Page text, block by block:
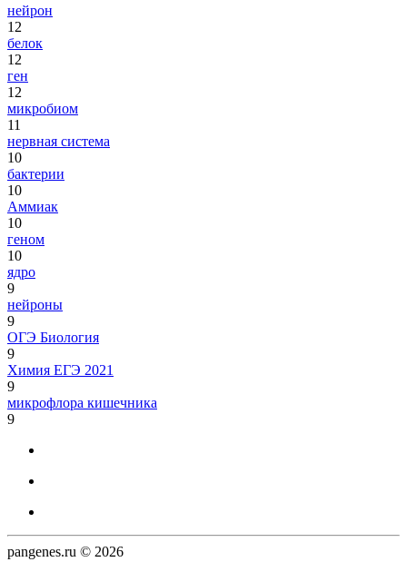
нейрон
12
белок
12
ген
12
микробиом
11
нервная система
10
бактерии
10
Аммиак
10
геном
10
ядро
9
нейроны
9
ОГЭ Биология
9
Химия ЕГЭ 2021
9
микрофлора кишечника
9
pangenes.ru © 2026